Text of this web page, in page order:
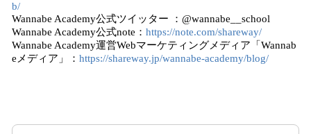
b/
Wannabe Academy公式ツイッター ：@wannabe__school
Wannabe Academy公式note： https://note.com/shareway/
Wannabe Academy運営Webマーケティングメディア「Wannab
eメディア」： https://shareway.jp/wannabe-academy/blog/